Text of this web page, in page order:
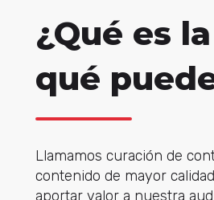
¿Qué es
qué
Llamamos curación de
contenido de mayor
aportar valor a nuestra